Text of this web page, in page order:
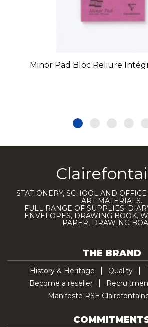
Minor Pad Bloc Reliure
STATIONERY, SCHOOL AND
ART MATERIALS.
FULL RANGE OF SUPPLIES:
ENVELOPES, DRAWING BOOK,
PAPER, DRAWING
THE BRAND
History & Heritage Quality
Become a reseller
Manifeste RSE